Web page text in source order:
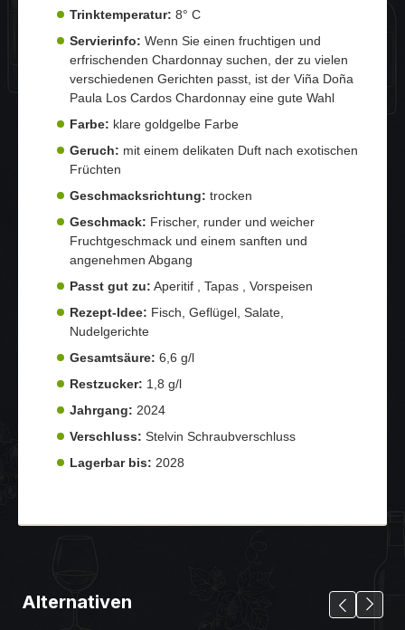
Trinktemperatur: 8° C
Servierinfo: Wenn Sie einen fruchtigen und
erfrischenden Chardonnay suchen, der zu vielen
verschiedenen Gerichten passt, ist der Viña Doña
Paula Los Cardos Chardonnay eine gute Wahl
Farbe: klare goldgelbe Farbe
Geruch: mit einem delikaten Duft nach exotischen
Früchten
Geschmacksrichtung: trocken
Geschmack: Frischer, runder und weicher
Fruchtgeschmack und einem sanften und
angenehmen Abgang
Passt gut zu: Aperitif , Tapas , Vorspeisen
Rezept-Idee: Fisch, Geflügel, Salate,
Nudelgerichte
Gesamtsäure: 6,6 g/l
Restzucker: 1,8 g/l
Jahrgang: 2024
Verschluss: Stelvin Schraubverschluss
Lagerbar bis: 2028
Alternativen